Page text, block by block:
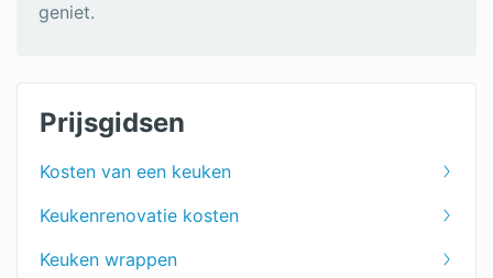
geniet.
Prijsgidsen
Kosten van een keuken
Keukenrenovatie kosten
Keuken wrappen